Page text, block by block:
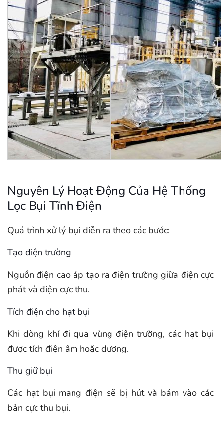
Nguyên Lý Hoạt Động Của Hệ Thống
Lọc Bụi Tĩnh Điện
Quá trình xử lý bụi diễn ra theo các bước:
Tạo điện trường
Nguồn điện cao áp tạo ra điện trường giữa điện cực
phát và điện cực thu.
Tích điện cho hạt bụi
Khi dòng khí đi qua vùng điện trường, các hạt bụi
được tích điện âm hoặc dương.
Thu giữ bụi
Các hạt bụi mang điện sẽ bị hút và bám vào các
bản cực thu bụi.